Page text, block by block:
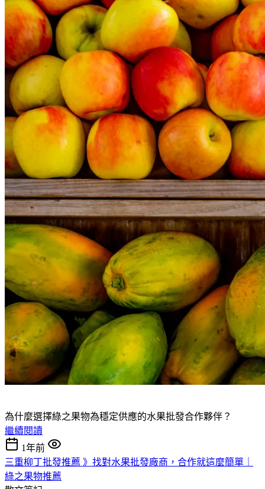
為什麼選擇綠之果物為穩定供應的水果批發合作夥伴？
繼續閱讀
1年前
三重柳丁批發推薦 》找對水果批發廠商，合作就這麼簡單｜
綠之果物推薦